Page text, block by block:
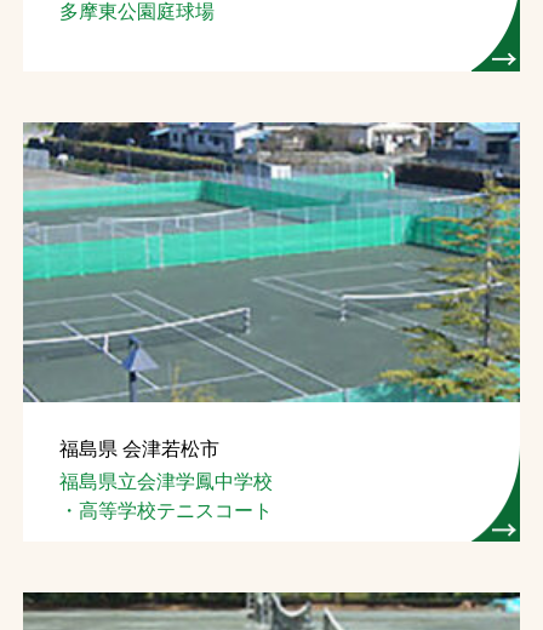
多摩東公園庭球場
福島県 会津若松市
福島県立会津学鳳中学校
・高等学校テニスコート